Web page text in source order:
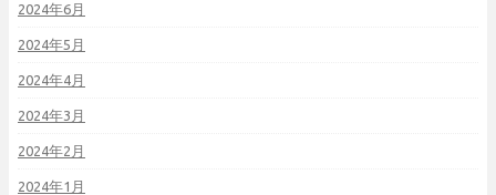
2024年6月
2024年5月
2024年4月
2024年3月
2024年2月
2024年1月